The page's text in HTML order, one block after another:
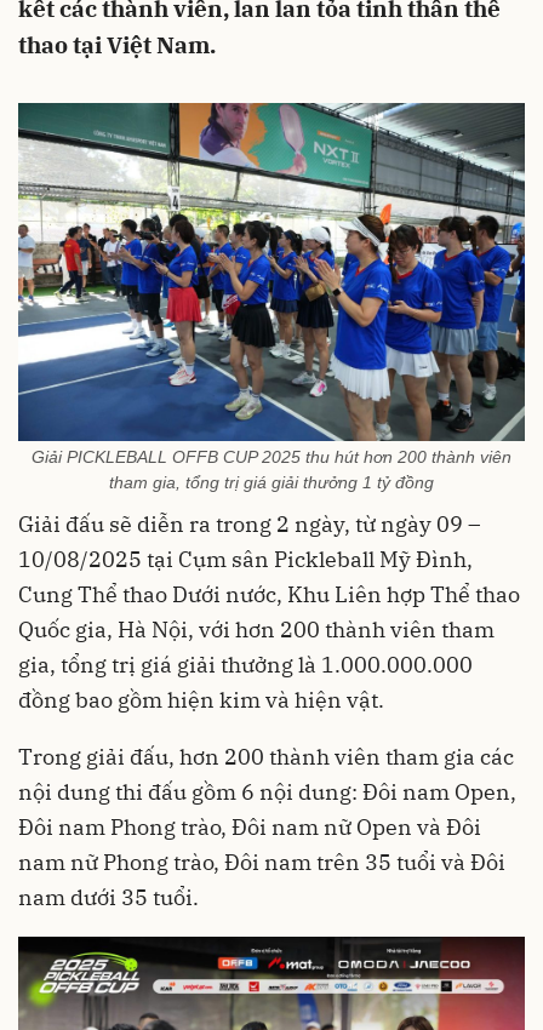
kết các thành viên, lan lan tỏa tinh thần thể
thao tại Việt Nam.
Giải PICKLEBALL OFFB CUP 2025 thu hút hơn 200 thành viên
tham gia, tổng trị giá giải thưởng 1 tỷ đồng
Giải đấu sẽ diễn ra trong 2 ngày, từ ngày 09 –
10/08/2025 tại Cụm sân Pickleball Mỹ Đình,
Cung Thể thao Dưới nước, Khu Liên hợp Thể thao
Quốc gia, Hà Nội, với hơn 200 thành viên tham
gia, tổng trị giá giải thưởng là 1.000.000.000
đồng bao gồm hiện kim và hiện vật.
Trong giải đấu, hơn 200 thành viên tham gia các
nội dung thi đấu gồm 6 nội dung: Đôi nam Open,
Đôi nam Phong trào, Đôi nam nữ Open và Đôi
nam nữ Phong trào, Đôi nam trên 35 tuổi và Đôi
nam dưới 35 tuổi.